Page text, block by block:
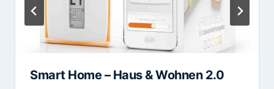
Smart Home – Haus & Wohnen 2.0